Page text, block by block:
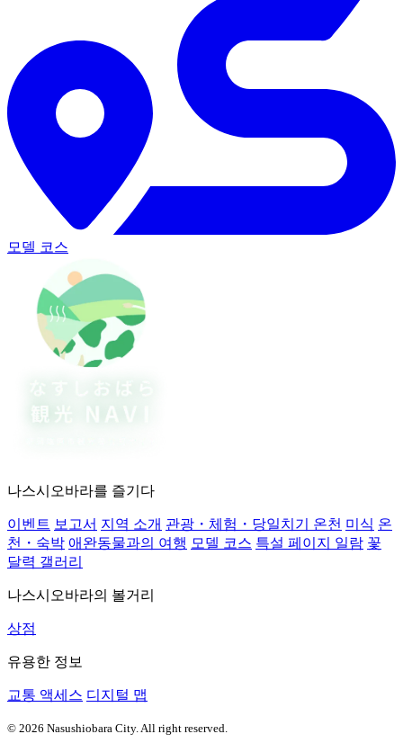
모델 코스
나스시오바라를 즐기다
이벤트 보고서 지역 소개 관광・체험・당일치기 온천 미식 온
천・숙박 애완동물과의 여행 모델 코스 특설 페이지 일람 꽃
달력 갤러리
나스시오바라의 볼거리
상점
유용한 정보
교통 액세스 디지털 맵
© 2026 Nasushiobara City. All right reserved.